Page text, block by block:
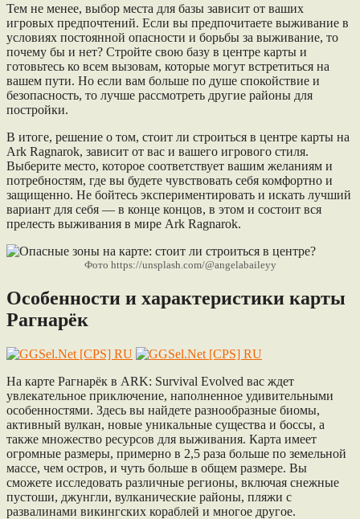
Тем не менее, выбор места для базы зависит от ваших
игровых предпочтений. Если вы предпочитаете выживание в
условиях постоянной опасности и борьбы за выживание, то
почему бы и нет? Стройте свою базу в центре карты и
готовьтесь ко всем вызовам, которые могут встретиться на
вашем пути. Но если вам больше по душе спокойствие и
безопасность, то лучше рассмотреть другие районы для
постройки.
В итоге, решение о том, стоит ли строиться в центре карты на
Ark Ragnarok, зависит от вас и вашего игрового стиля.
Выберите место, которое соответствует вашим желаниям и
потребностям, где вы будете чувствовать себя комфортно и
защищенно. Не бойтесь экспериментировать и искать лучший
вариант для себя — в конце концов, в этом и состоит вся
прелесть выживания в мире Ark Ragnarok.
Фото https://unsplash.com/@angelabaileyy
Особенности и характеристики карты
Рагнарёк
На карте Рагнарёк в ARK: Survival Evolved вас ждет
увлекательное приключение, наполненное удивительными
особенностями. Здесь вы найдете разнообразные биомы,
активный вулкан, новые уникальные существа и боссы, а
также множество ресурсов для выживания. Карта имеет
огромные размеры, примерно в 2,5 раза больше по земельной
массе, чем остров, и чуть больше в общем размере. Вы
сможете исследовать различные регионы, включая снежные
пустоши, джунгли, вулканические районы, пляжи с
развалинами викингских кораблей и многое другое.